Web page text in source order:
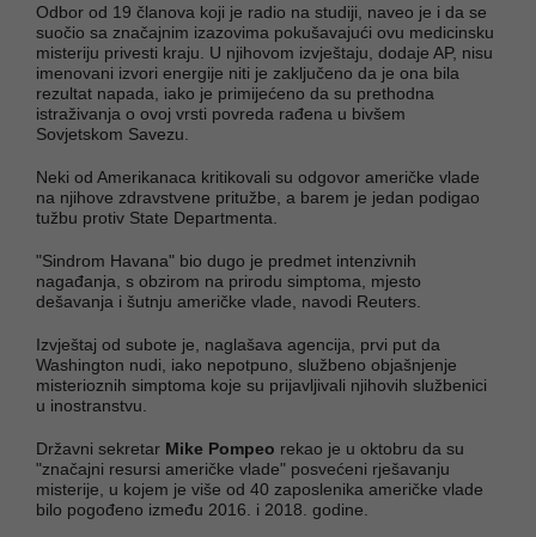
Odbor od 19 članova koji je radio na studiji, naveo je i da se
suočio sa značajnim izazovima pokušavajući ovu medicinsku
misteriju privesti kraju. U njihovom izvještaju, dodaje AP, nisu
imenovani izvori energije niti je zaključeno da je ona bila
rezultat napada, iako je primijećeno da su prethodna
istraživanja o ovoj vrsti povreda rađena u bivšem
Sovjetskom Savezu.
Neki od Amerikanaca kritikovali su odgovor američke vlade
na njihove zdravstvene pritužbe, a barem je jedan podigao
tužbu protiv State Departmenta.
"Sindrom Havana" bio dugo je predmet intenzivnih
nagađanja, s obzirom na prirodu simptoma, mjesto
dešavanja i šutnju američke vlade, navodi Reuters.
Izvještaj od subote je, naglašava agencija, prvi put da
Washington nudi, iako nepotpuno, službeno objašnjenje
misterioznih simptoma koje su prijavljivali njihovih službenici
u inostranstvu.
Državni sekretar Mike Pompeo rekao je u oktobru da su
"značajni resursi američke vlade" posvećeni rješavanju
misterije, u kojem je više od 40 zaposlenika američke vlade
bilo pogođeno između 2016. i 2018. godine.